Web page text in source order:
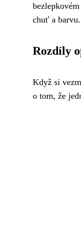
chuť a
Rozdíly
Když si
o tom, že